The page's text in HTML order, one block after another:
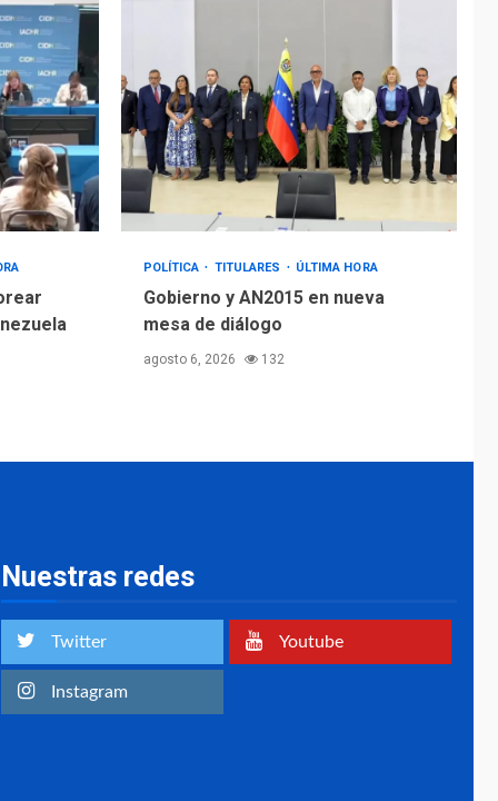
POLÍTICA TITULARES ÚLTIMA HORA
Gobierno y AN2015 en nueva
mesa de diálogo
agosto 6, 2026 132
Nuestras redes
Twitter Youtube
Instagram